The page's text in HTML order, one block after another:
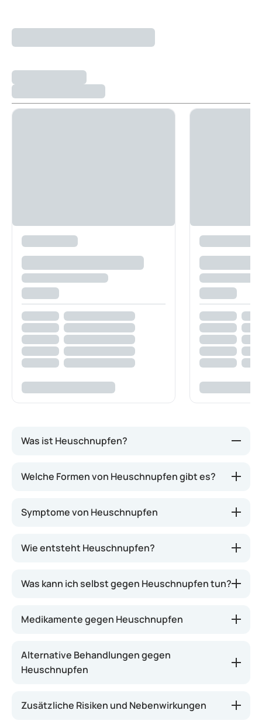
Was ist Heuschnupfen?
überempfindlich auf Pollen und Blütenstaub
Auch bestimmte Nahrungsmittel können als
Welche Formen von Heuschnupfen gibt es?
Symptome von Heuschnupfen
Wie entsteht Heuschnupfen?
Was kann ich selbst gegen Heuschnupfen tun?
Medikamente gegen Heuschnupfen
Alternative Behandlungen gegen
Heuschnupfen
Zusätzliche Risiken und Nebenwirkungen